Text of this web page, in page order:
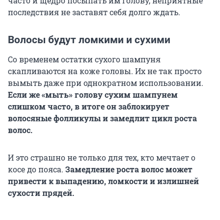
последствия не заставят себя долго ждать.
Волосы будут ломкими и сухими
Со временем остатки сухого шампуня
скапливаются на коже головы. Их не так просто
вымыть даже при однократном использовании.
Если же «мыть» голову сухим шампунем
слишком часто, в итоге он заблокирует
волосяные фолликулы и замедлит цикл роста
волос.
И это страшно не только для тех, кто мечтает о
косе до пояса. Замедление роста волос может
привести к выпадению, ломкости и излишней
сухости прядей.